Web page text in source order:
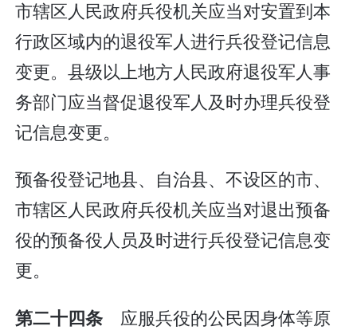
市辖区人民政府兵役机关应当对安置到本
行政区域内的退役军人进行兵役登记信息
变更。县级以上地方人民政府退役军人事
务部门应当督促退役军人及时办理兵役登
记信息变更。
预备役登记地县、自治县、不设区的市、
市辖区人民政府兵役机关应当对退出预备
役的预备役人员及时进行兵役登记信息变
更。
第二十四条 应服兵役的公民因身体等原